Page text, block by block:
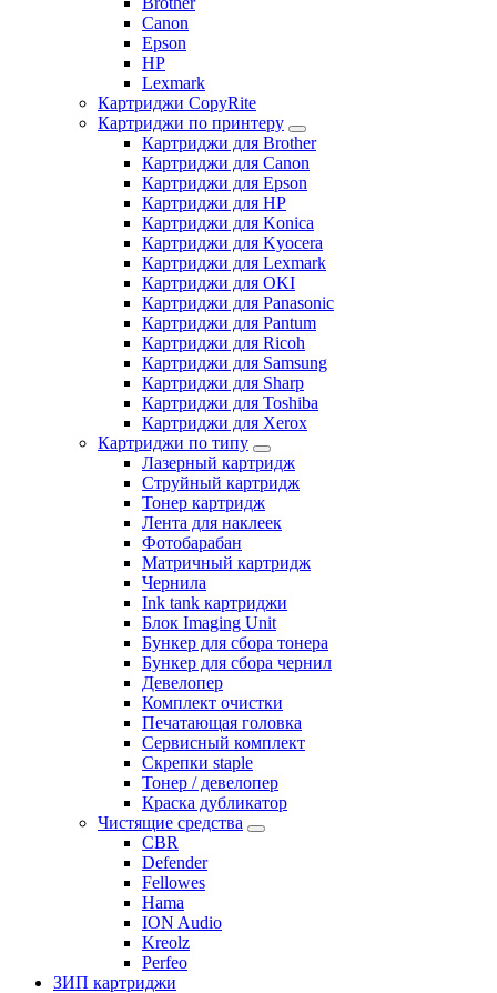
Canon
Epson
HP
Lexmark
Картриджи CopyRite
Картриджи по принтеру
Картриджи для Brother
Картриджи для Canon
Картриджи для Epson
Картриджи для HP
Картриджи для Konica
Картриджи для Kyocera
Картриджи для Lexmark
Картриджи для OKI
Картриджи для Panasonic
Картриджи для Pantum
Картриджи для Ricoh
Картриджи для Samsung
Картриджи для Sharp
Картриджи для Toshiba
Картриджи для Xerox
Картриджи по типу
Лазерный картридж
Струйный картридж
Тонер картридж
Лента для наклеек
Фотобарабан
Матричный картридж
Чернила
Ink tank картриджи
Блок Imaging Unit
Бункер для сбора тонера
Бункер для сбора чернил
Девелопер
Комплект очистки
Печатающая головка
Сервисный комплект
Скрепки staple
Тонер / девелопер
Краска дубликатор
Чистящие средства
CBR
Defender
Fellowes
Hama
ION Audio
Kreolz
Perfeo
ЗИП картриджи